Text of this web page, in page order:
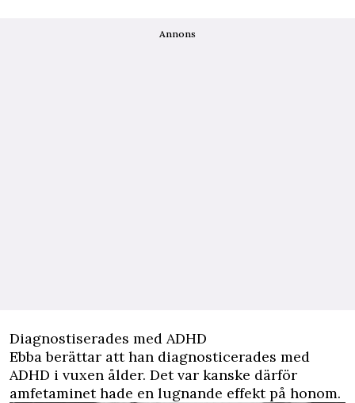
Annons
Diagnostiserades med ADHD
Ebba berättar att han diagnosticerades med
ADHD i vuxen ålder. Det var kanske därför
amfetaminet hade en lugnande effekt på honom.